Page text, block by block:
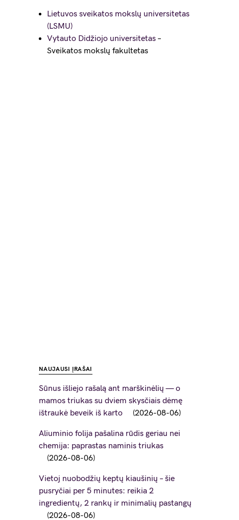
Lietuvos sveikatos mokslų universitetas
(LSMU)
Vytauto Didžiojo universitetas –
Sveikatos mokslų fakultetas
NAUJAUSI ĮRAŠAI
Sūnus išliejo rašalą ant marškinėlių — o
mamos triukas su dviem skysčiais dėmę
ištraukė beveik iš karto
2026-08-06
Aliuminio folija pašalina rūdis geriau nei
chemija: paprastas naminis triukas
2026-08-06
Vietoj nuobodžių keptų kiaušinių – šie
pusryčiai per 5 minutes: reikia 2
ingredientų, 2 rankų ir minimalių pastangų
2026-08-06